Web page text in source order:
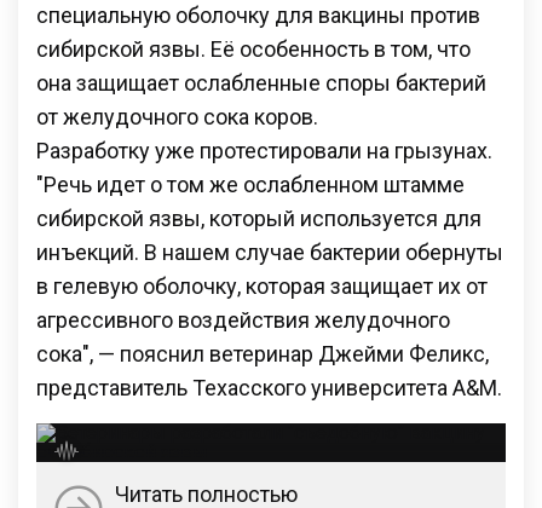
специальную оболочку для вакцины против
сибирской язвы. Её особенность в том, что
она защищает ослабленные споры бактерий
от желудочного сока коров.
Разработку уже протестировали на грызунах.
"Речь идет о том же ослабленном штамме
сибирской язвы, который используется для
инъекций. В нашем случае бактерии обернуты
в гелевую оболочку, которая защищает их от
агрессивного воздействия желудочного
сока", — пояснил ветеринар Джейми Феликс,
представитель Техасского университета A&M.
Читать полностью